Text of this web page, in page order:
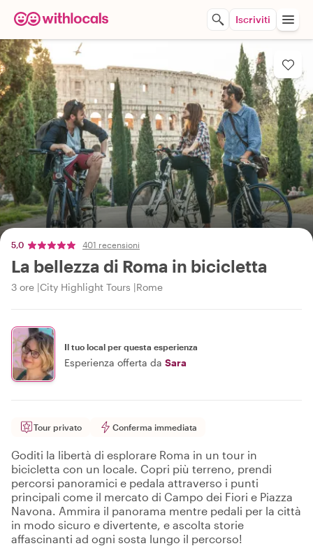
Iscriviti
5,0 401 recensioni
La bellezza di Roma in bicicletta
3 ore City Highlight Tours Rome
Il tuo local per questa esperienza
Esperienza offerta da Sara
Tour privato Conferma immediata
Goditi la libertà di esplorare Roma in un tour in
bicicletta con un locale. Copri più terreno, prendi
percorsi panoramici e pedala attraverso i punti
principali come il mercato di Campo dei Fiori e Piazza
Navona. Ammira il panorama mentre pedali per la città
in modo sicuro e divertente, e ascolta storie
affascinanti ad ogni sosta lungo il percorso!